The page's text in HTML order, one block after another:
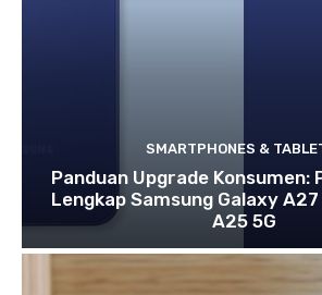
SMARTPHONES &
Panduan Upgrade Konsumen:
Lengkap Samsung Galaxy
A25 5G